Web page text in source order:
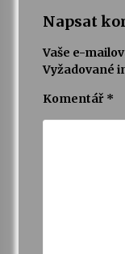
Napsat
Vaše e-
Vyžadované
Komentář *